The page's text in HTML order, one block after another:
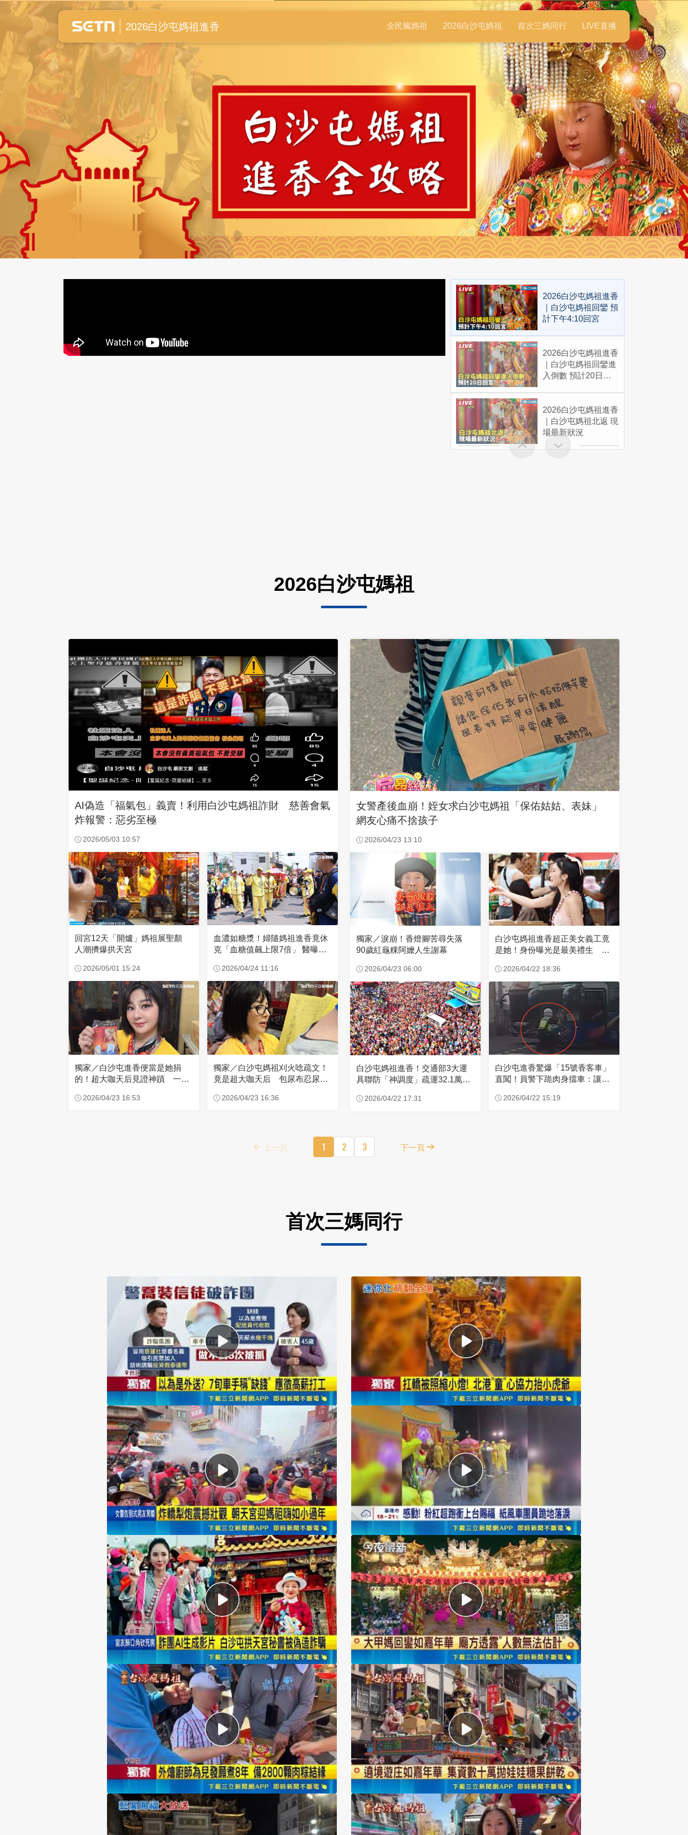
白沙屯媽祖進香全紀錄
2026白沙屯媽祖進香 全民瘋媽祖 2026白沙屯媽祖 首次三媽同行 LIVE直播
2026白沙屯媽祖進香
｜白沙屯媽祖回鑾 預
計下午4:10回宮
2026白沙屯媽祖進香
｜白沙屯媽祖回鑾進
入倒數 預計20日回
2026白沙屯媽祖進香
｜白沙屯媽祖北返 現
場最新狀況
2026白沙屯媽祖
AI偽造「福氣包」義賣！利用白沙屯媽祖詐財 慈善會氣
炸報警：惡劣至極
2026/05/03 10:57
回宮12天「開爐」媽祖展聖顏
人潮擠爆拱天宮
2026/05/01 15:24
血濃如糖漿！婦隨媽祖進香竟休
克「血糖值飆上限7倍」 醫曝原
2026/04/24 11:16
獨家／白沙屯進香便當是她捐
的！超大咖天后見證神蹟 一靠
2026/04/23 16:53
獨家／白沙屯媽祖刈火唸疏文！
竟是超大咖天后 包尿布忍尿5
2026/04/23 16:36
女警產後血崩！姪女求白沙屯媽祖「保佑姑姑、表妹」
網友心痛不捨孩子
2026/04/23 13:10
獨家／淚崩！香燈腳苦尋失落
90歲紅龜粿阿嬤人生謝幕
2026/04/23 06:00
白沙屯媽祖進香超正美女義工竟
是她！身份曝光是最美禮生 一
2026/04/22 18:36
白沙屯媽祖進香！交通部3大運
具聯防「神調度」疏運32.1萬創
2026/04/22 17:31
白沙屯進香驚爆「15號香客車」
直闖！員警下跪肉身擋車：讓行
2026/04/22 15:19
上一頁 1 2 3 下一頁
首次三媽同行